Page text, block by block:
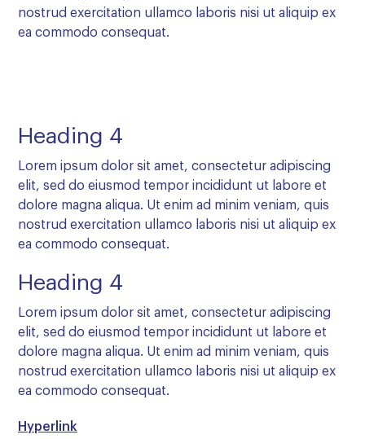
nostrud exercitation ullamco laboris nisi ut aliquip ex
ea commodo consequat.
Heading 4
Lorem ipsum dolor sit amet, consectetur adipiscing
elit, sed do eiusmod tempor incididunt ut labore et
dolore magna aliqua. Ut enim ad minim veniam, quis
nostrud exercitation ullamco laboris nisi ut aliquip ex
ea commodo consequat.
Heading 4
Lorem ipsum dolor sit amet, consectetur adipiscing
elit, sed do eiusmod tempor incididunt ut labore et
dolore magna aliqua. Ut enim ad minim veniam, quis
nostrud exercitation ullamco laboris nisi ut aliquip ex
ea commodo consequat.
Hyperlink